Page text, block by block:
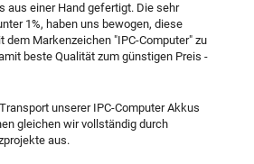
aus einer Hand gefertigt. Die sehr
1%, haben uns bewogen, diese
dem Markenzeichen "IPC-Computer" zu
beste Qualität zum günstigen Preis -
unserer IPC-Computer Akkus
gleichen wir vollständig durch
aus.